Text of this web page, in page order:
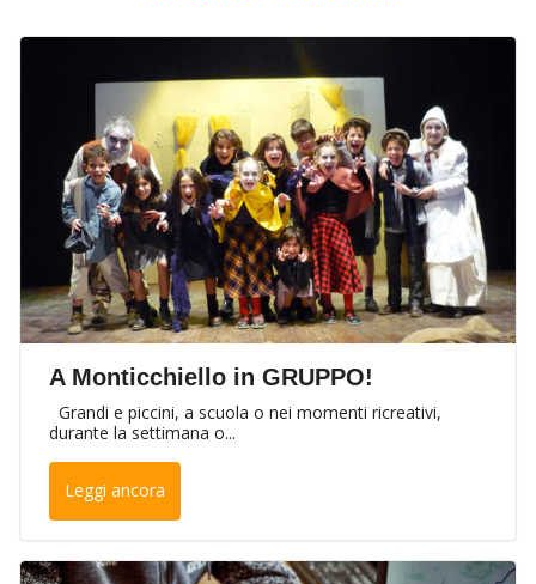
A Monticchiello in GRUPPO!
Grandi e piccini, a scuola o nei momenti ricreativi,
durante la settimana o...
Leggi ancora